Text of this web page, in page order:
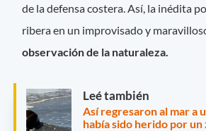
de la defensa costera. Así, la inédita
ribera en un improvisado y
observación de la naturaleza.
Leé también
Así regresaron al mar a
había sido herido por un